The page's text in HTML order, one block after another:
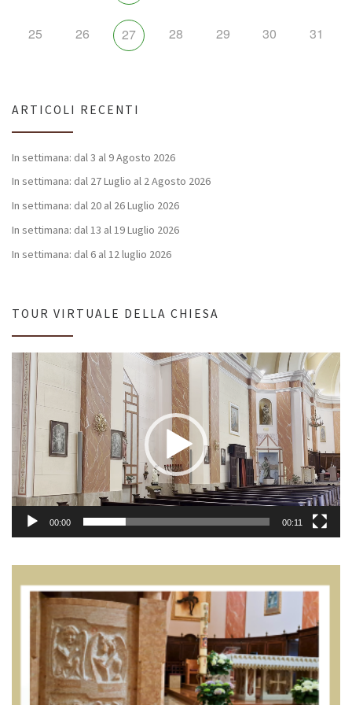
25 26 27 28 29 30 31
ARTICOLI RECENTI
In settimana: dal 3 al 9 Agosto 2026
In settimana: dal 27 Luglio al 2 Agosto 2026
In settimana: dal 20 al 26 Luglio 2026
In settimana: dal 13 al 19 Luglio 2026
In settimana: dal 6 al 12 luglio 2026
TOUR VIRTUALE DELLA CHIESA
Video
Player
00:00 00:11